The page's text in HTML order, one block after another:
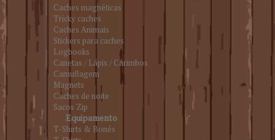
Caches magnéticas
Tricky caches
Caches Animais
Stickers para caches
Logbooks
Canetas / Lápis / Carimbos
Camuflagem
Magnets
Caches de noite
Sacos Zip
Equipamento
T-Shirts & Bonés